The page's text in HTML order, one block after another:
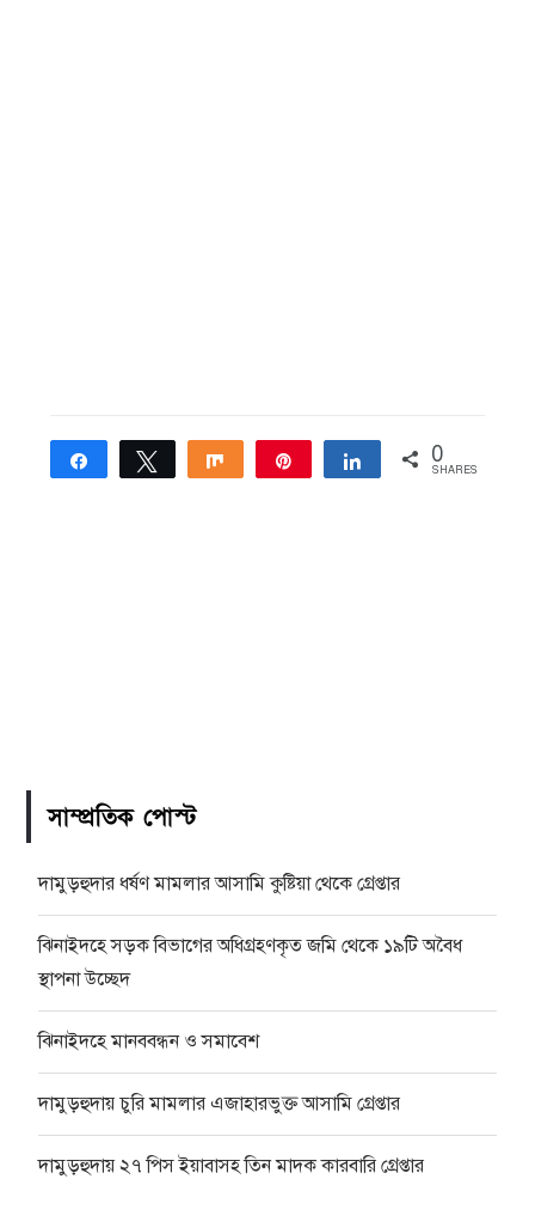
Share Tweet Share Share 0
SHARES
সাম্প্রতিক পোস্ট
দামুড়হুদার ধর্ষণ মামলার আসামি কুষ্টিয়া থেকে গ্রেপ্তার
ঝিনাইদহে সড়ক বিভাগের অধিগ্রহণকৃত জমি থেকে ১৯টি অবৈধ
স্থাপনা উচ্ছেদ
ঝিনাইদহে মানববন্ধন ও সমাবেশ
দামুড়হুদায় চুরি মামলার এজাহারভুক্ত আসামি গ্রেপ্তার
দামুড়হুদায় ২৭ পিস ইয়াবাসহ তিন মাদক কারবারি গ্রেপ্তার